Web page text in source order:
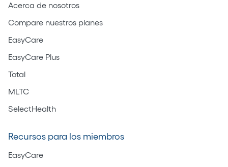
Acerca de nosotros
Compare nuestros planes
EasyCare
EasyCare Plus
Total
MLTC
SelectHealth
Recursos para los miembros
EasyCare